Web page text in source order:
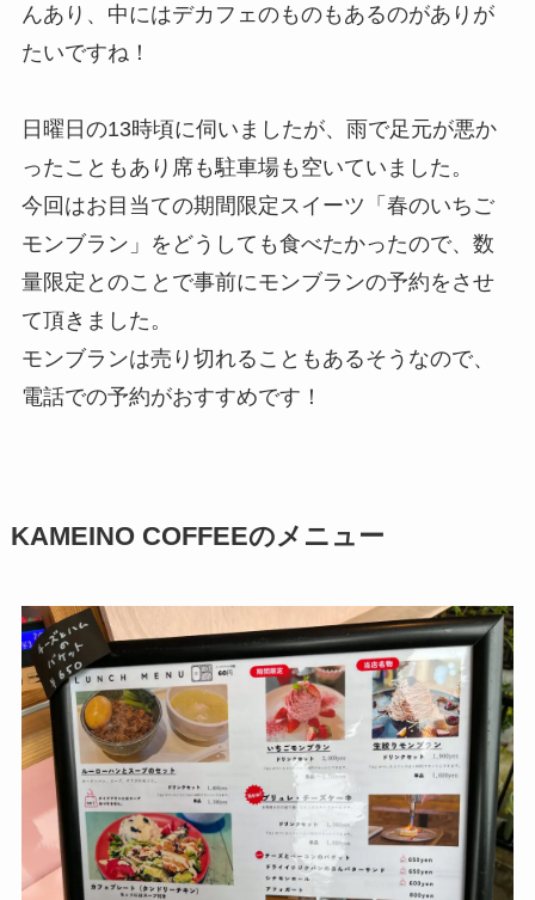
んあり、中にはデカフェのものもあるのがありが
たいですね！
日曜日の13時頃に伺いましたが、雨で足元が悪か
ったこともあり席も駐車場も空いていました。
今回はお目当ての期間限定スイーツ「春のいちご
モンブラン」をどうしても食べたかったので、数
量限定とのことで事前にモンブランの予約をさせ
て頂きました。
モンブランは売り切れることもあるそうなので、
電話での予約がおすすめです！
KAMEINO COFFEEのメニュー